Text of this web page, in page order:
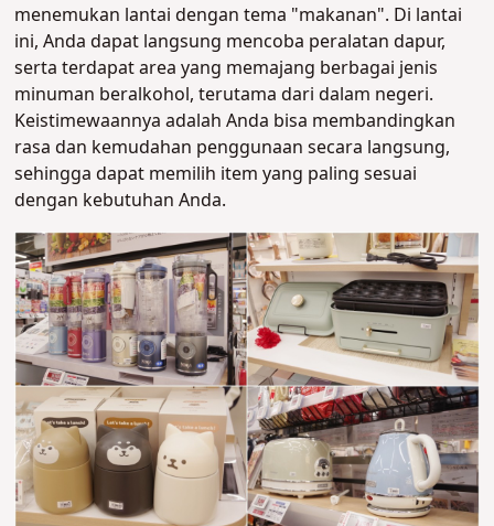
menemukan lantai dengan tema "makanan". Di lantai
ini, Anda dapat langsung mencoba peralatan dapur,
serta terdapat area yang memajang berbagai jenis
minuman beralkohol, terutama dari dalam negeri.
Keistimewaannya adalah Anda bisa membandingkan
rasa dan kemudahan penggunaan secara langsung,
sehingga dapat memilih item yang paling sesuai
dengan kebutuhan Anda.